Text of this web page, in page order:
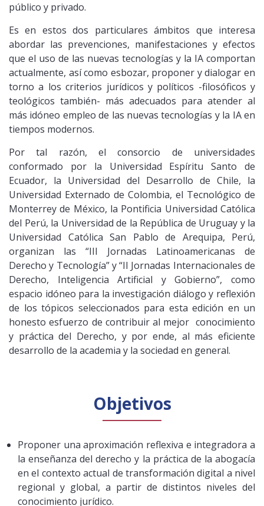
público y privado.
Es en estos dos particulares ámbitos que interesa
abordar las prevenciones, manifestaciones y efectos
que el uso de las nuevas tecnologías y la IA comportan
actualmente, así como esbozar, proponer y dialogar en
torno a los criterios jurídicos y políticos -filosóficos y
teológicos también- más adecuados para atender al
más idóneo empleo de las nuevas tecnologías y la IA en
tiempos modernos.
Por tal razón, el consorcio de universidades
conformado por la Universidad Espíritu Santo de
Ecuador, la Universidad del Desarrollo de Chile, la
Universidad Externado de Colombia, el Tecnológico de
Monterrey de México, la Pontificia Universidad Católica
del Perú, la Universidad de la República de Uruguay y la
Universidad Católica San Pablo de Arequipa, Perú,
organizan las “III Jornadas Latinoamericanas de
Derecho y Tecnología” y “II Jornadas Internacionales de
Derecho, Inteligencia Artificial y Gobierno”, como
espacio idóneo para la investigación diálogo y reflexión
de los tópicos seleccionados para esta edición en un
honesto esfuerzo de contribuir al mejor conocimiento
y práctica del Derecho, y por ende, al más eficiente
desarrollo de la academia y la sociedad en general.
Objetivos
Proponer una aproximación reflexiva e integradora a
la enseñanza del derecho y la práctica de la abogacía
en el contexto actual de transformación digital a nivel
regional y global, a partir de distintos niveles del
conocimiento jurídico.